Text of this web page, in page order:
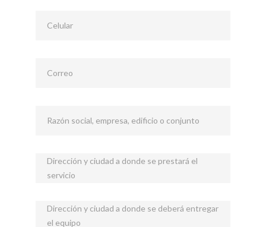
Celular
Correo
Razón social, empresa, edificio o conjunto
Dirección y ciudad a donde se prestará el
servicio
Dirección y ciudad a donde se deberá entregar
el equipo